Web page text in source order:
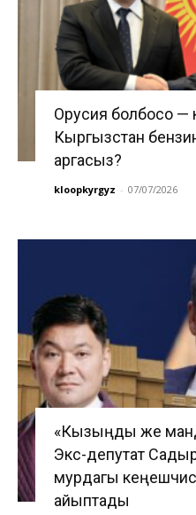
Орусия болбосо —
Кыргызстан
аргасыз?
kloopkyrgyz - 07/07/2026
«Кызыңды же
Экс-депутат
мурдагы
айыптады